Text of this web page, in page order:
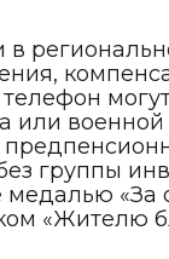
в
или
группы
«За
«Жителю